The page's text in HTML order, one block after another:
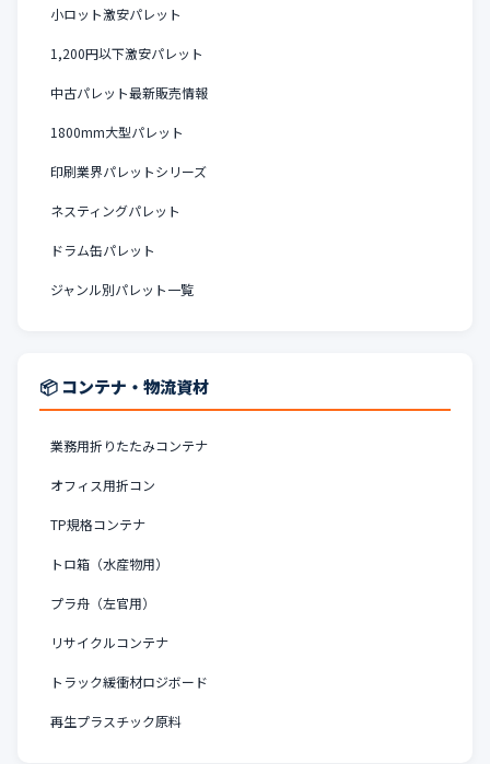
小ロット激安パレット
1,200円以下激安パレット
中古パレット最新販売情報
1800mm大型パレット
印刷業界パレットシリーズ
ネスティングパレット
ドラム缶パレット
ジャンル別パレット一覧
📦 コンテナ・物流資材
業務用折りたたみコンテナ
オフィス用折コン
TP規格コンテナ
トロ箱（水産物用）
プラ舟（左官用）
リサイクルコンテナ
トラック緩衝材ロジボード
再生プラスチック原料